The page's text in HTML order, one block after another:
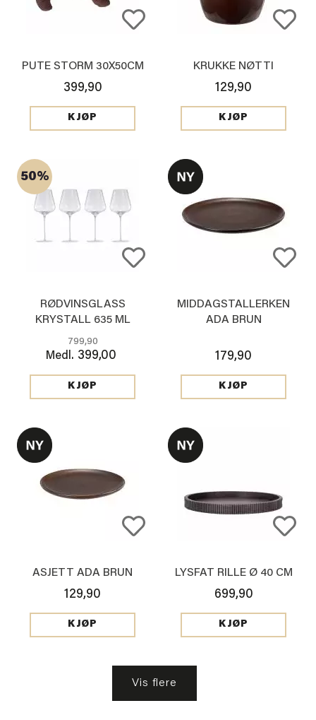
PUTE STORM 30X50CM
399,90
KJØP
KRUKKE NØTTI
129,90
KJØP
50%
RØDVINSGLASS
KRYSTALL 635 ML
799,90
Medl. 399,00
KJØP
MIDDAGSTALLERKEN
ADA BRUN
179,90
KJØP
ASJETT ADA BRUN
129,90
KJØP
LYSFAT RILLE Ø 40 CM
699,90
KJØP
Vis flere